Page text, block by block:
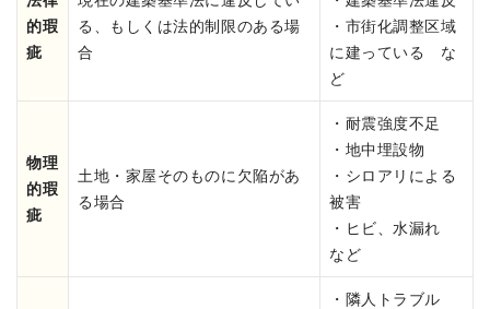
的瑕
疵
る、もしくは法的制限のある場
合
・市街化調整区域
に建っている な
ど
物理
的瑕
疵
土地・家屋そのものに欠陥があ
る場合
・耐震強度不足
・地中埋設物
・シロアリによる
被害
・ヒビ、水漏れ
など
・隣人トラブル